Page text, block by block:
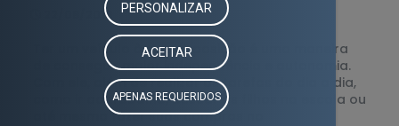
22/08/2016
Ter um veículo à sua disposição é uma maneira
de conseguir maior independência e autonomia.
Com ele, além de realizar as tarefas do dia a dia,
como ir ao trabalho, buscar os filhos na escola ou
até mesmo fazer suas compras no